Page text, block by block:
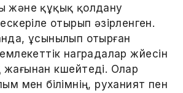
және құқық қолдану
отырып әзірленген.
ұсынылып отырған
наградалар жүйесін
күшейтеді. Олар
мен білімнің, руханият пен